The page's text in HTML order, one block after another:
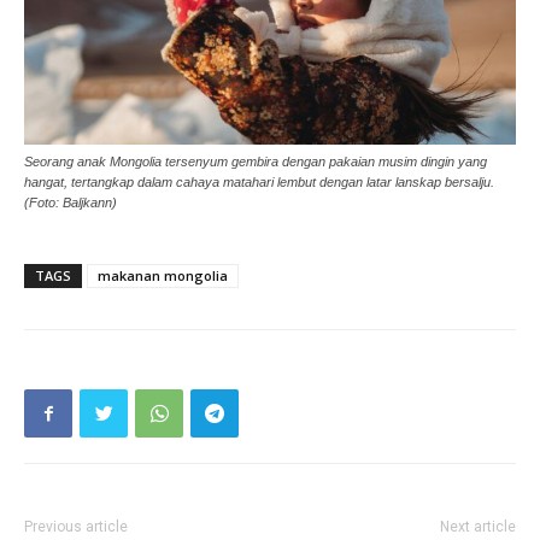
Seorang anak Mongolia tersenyum gembira dengan pakaian musim dingin yang
hangat, tertangkap dalam cahaya matahari lembut dengan latar lanskap bersalju.
(Foto: Baljkann)
TAGS makanan mongolia
Previous article Next article